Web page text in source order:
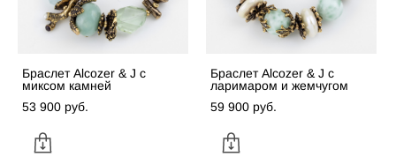
Браслет Alcozer & J с
миксом камней
53 900 pуб.
Браслет Alcozer & J с
ларимаром и жемчугом
59 900 pуб.